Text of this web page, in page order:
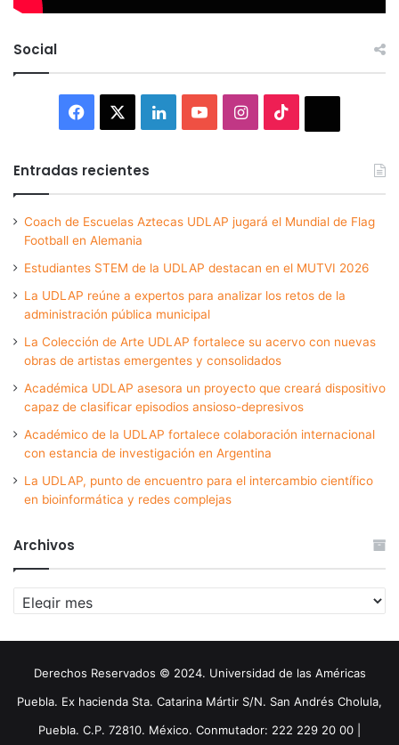
Social
Facebook LinkedInYouTubeInstagram
Entradas recientes
Coach de Escuelas Aztecas UDLAP jugará el Mundial de Flag
Football en Alemania
Estudiantes STEM de la UDLAP destacan en el MUTVI 2026
La UDLAP reúne a expertos para analizar los retos de la
administración pública municipal
La Colección de Arte UDLAP fortalece su acervo con nuevas
obras de artistas emergentes y consolidados
Académica UDLAP asesora un proyecto que creará dispositivo
capaz de clasificar episodios ansioso-depresivos
Académico de la UDLAP fortalece colaboración internacional
con estancia de investigación en Argentina
La UDLAP, punto de encuentro para el intercambio científico
en bioinformática y redes complejas
Archivos
Archivos
Derechos Reservados © 2024. Universidad de las Américas
Puebla. Ex hacienda Sta. Catarina Mártir S/N. San Andrés Cholula,
Puebla. C.P. 72810. México. Conmutador: 222 229 20 00 |